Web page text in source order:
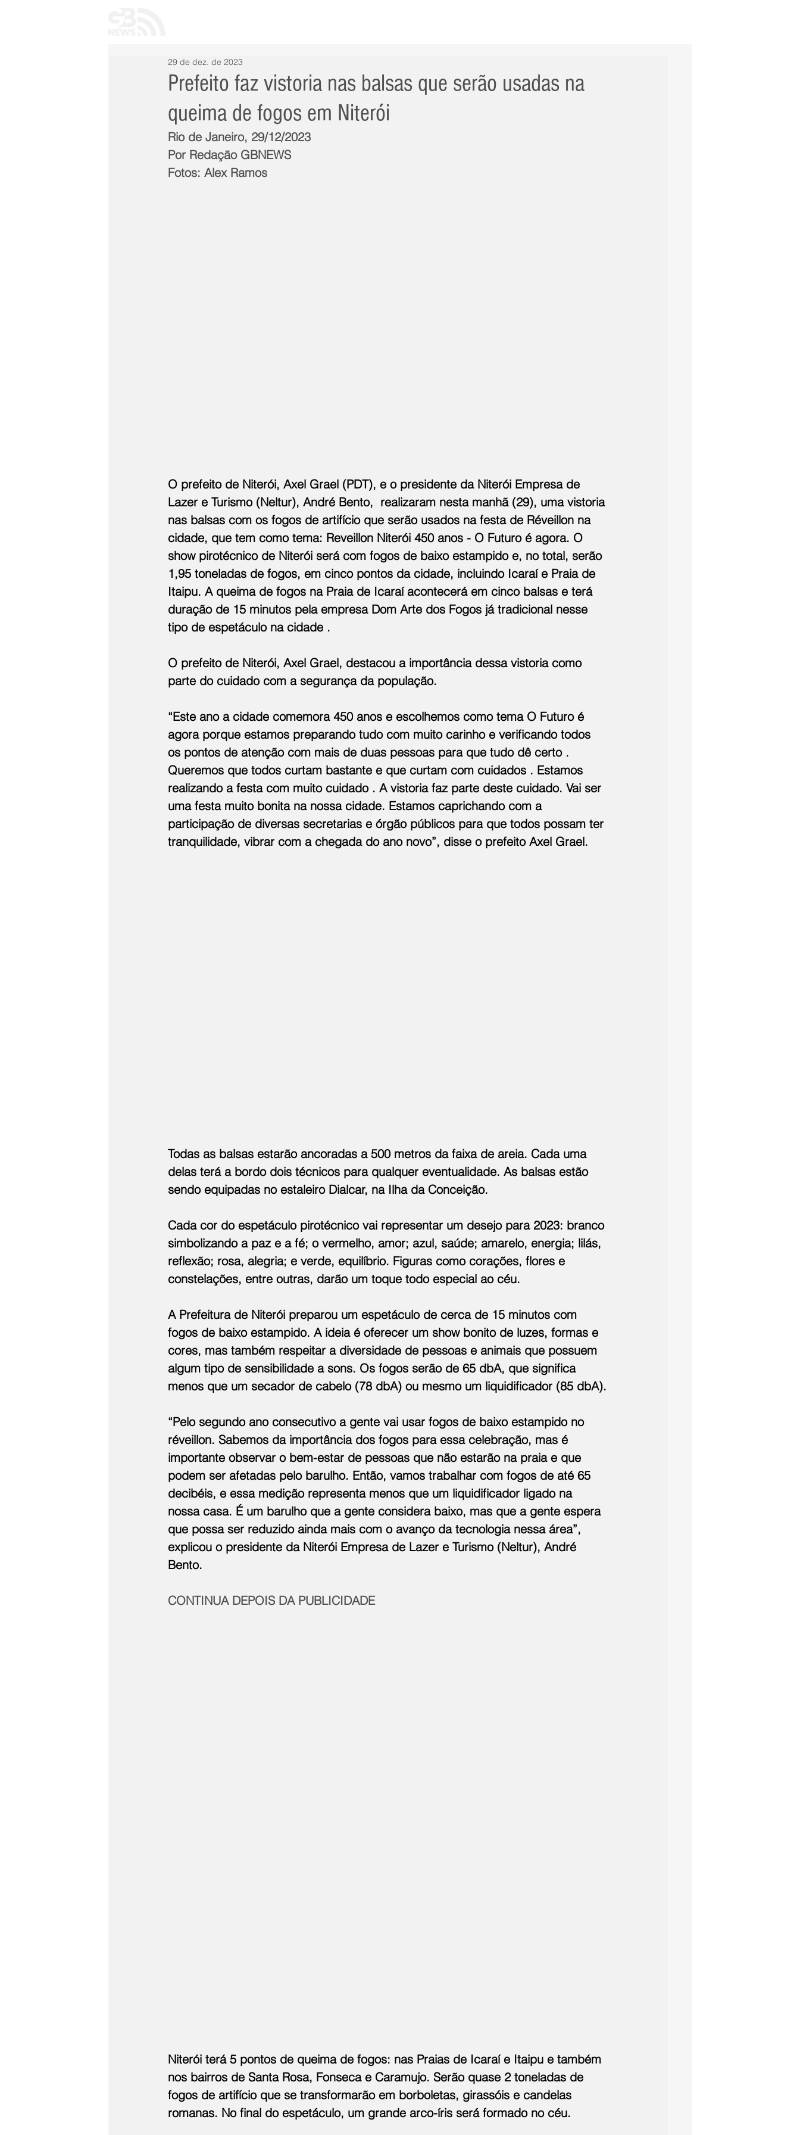
Prefeito faz vistoria nas balsas que serão usadas na
queima de fogos em Niterói
29 de dez. de 2023
Rio de Janeiro, 29/12/2023
Por Redação GBNEWS
Fotos: Alex Ramos
O prefeito de Niterói, Axel Grael (PDT), e o presidente da Niterói Empresa de
Lazer e Turismo (Neltur), André Bento,  realizaram nesta manhã (29), uma vistoria
nas balsas com os fogos de artifício que serão usados na festa de Réveillon na
cidade, que tem como tema: Reveillon Niterói 450 anos - O Futuro é agora. O
show pirotécnico de Niterói será com fogos de baixo estampido e, no total, serão
1,95 toneladas de fogos, em cinco pontos da cidade, incluindo Icaraí e Praia de
Itaipu. A queima de fogos na Praia de Icaraí acontecerá em cinco balsas e terá
duração de 15 minutos pela empresa Dom Arte dos Fogos já tradicional nesse
tipo de espetáculo na cidade .
O prefeito de Niterói, Axel Grael, destacou a importância dessa vistoria como
parte do cuidado com a segurança da população.
“Este ano a cidade comemora 450 anos e escolhemos como tema O Futuro é
agora porque estamos preparando tudo com muito carinho e verificando todos
os pontos de atenção com mais de duas pessoas para que tudo dê certo .
Queremos que todos curtam bastante e que curtam com cuidados . Estamos
realizando a festa com muito cuidado . A vistoria faz parte deste cuidado. Vai ser
uma festa muito bonita na nossa cidade. Estamos caprichando com a
participação de diversas secretarias e órgão públicos para que todos possam ter
tranquilidade, vibrar com a chegada do ano novo”, disse o prefeito Axel Grael.
Todas as balsas estarão ancoradas a 500 metros da faixa de areia. Cada uma
delas terá a bordo dois técnicos para qualquer eventualidade. As balsas estão
sendo equipadas no estaleiro Dialcar, na Ilha da Conceição.
Cada cor do espetáculo pirotécnico vai representar um desejo para 2023: branco
simbolizando a paz e a fé; o vermelho, amor; azul, saúde; amarelo, energia; lilás,
reflexão; rosa, alegria; e verde, equilíbrio. Figuras como corações, flores e
constelações, entre outras, darão um toque todo especial ao céu.
A Prefeitura de Niterói preparou um espetáculo de cerca de 15 minutos com
fogos de baixo estampido. A ideia é oferecer um show bonito de luzes, formas e
cores, mas também respeitar a diversidade de pessoas e animais que possuem
algum tipo de sensibilidade a sons. Os fogos serão de 65 dbA, que significa
menos que um secador de cabelo (78 dbA) ou mesmo um liquidificador (85 dbA).
“Pelo segundo ano consecutivo a gente vai usar fogos de baixo estampido no
réveillon. Sabemos da importância dos fogos para essa celebração, mas é
importante observar o bem-estar de pessoas que não estarão na praia e que
podem ser afetadas pelo barulho. Então, vamos trabalhar com fogos de até 65
decibéis, e essa medição representa menos que um liquidificador ligado na
nossa casa. É um barulho que a gente considera baixo, mas que a gente espera
que possa ser reduzido ainda mais com o avanço da tecnologia nessa área”,
explicou o presidente da Niterói Empresa de Lazer e Turismo (Neltur), André
Bento.
CONTINUA DEPOIS DA PUBLICIDADE
Niterói terá 5 pontos de queima de fogos: nas Praias de Icaraí e Itaipu e também
nos bairros de Santa Rosa, Fonseca e Caramujo. Serão quase 2 toneladas de
fogos de artifício que se transformarão em borboletas, girassóis e candelas
romanas. No final do espetáculo, um grande arco-íris será formado no céu.